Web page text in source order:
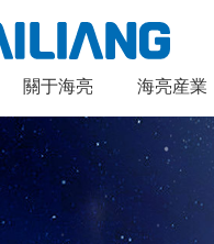
關于海亮 海亮産業